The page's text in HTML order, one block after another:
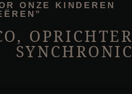
ONZE KINDEREN
OPRICHTER
SYNCHRONIC